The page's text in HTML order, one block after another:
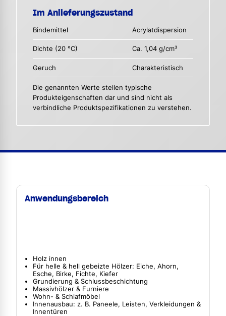
Im Anlieferungszustand
Bindemittel Acrylatdispersion
Dichte (20 °C) Ca. 1,04 g/cm³
Geruch Charakteristisch
Die genannten Werte stellen typische
Produkteigenschaften dar und sind nicht als
verbindliche Produktspezifikationen zu verstehen.
Anwendungsbereich
Holz innen
Für helle & hell gebeizte Hölzer: Eiche, Ahorn,
Esche, Birke, Fichte, Kiefer
Grundierung & Schlussbeschichtung
Massivhölzer & Furniere
Wohn- & Schlafmöbel
Innenausbau: z. B. Paneele, Leisten, Verkleidungen &
Innentüren